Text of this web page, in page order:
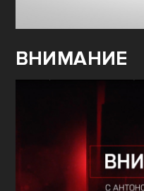
ВНИМАНИЕ